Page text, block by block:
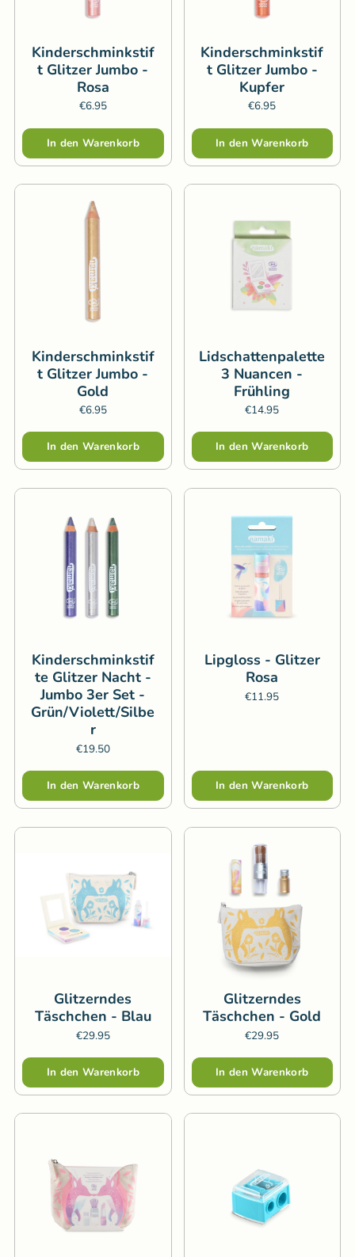
Kinderschminkstif
t Glitzer Jumbo -
Rosa
€6.95
Menge
In den Warenkorb
Kinderschminkstif
t Glitzer Jumbo -
Kupfer
€6.95
Menge
In den Warenkorb
Kinderschminkstif
t Glitzer Jumbo -
Gold
€6.95
Menge
In den Warenkorb
Lidschattenpalette
3 Nuancen -
Frühling
€14.95
Menge
In den Warenkorb
Kinderschminkstif
te Glitzer Nacht -
Jumbo 3er Set -
Grün/Violett/Silbe
r
€19.50
Menge
In den Warenkorb
Lipgloss - Glitzer
Rosa
€11.95
Menge
In den Warenkorb
Glitzerndes
Täschchen - Blau
€29.95
Menge
In den Warenkorb
Glitzerndes
Täschchen - Gold
€29.95
Menge
In den Warenkorb